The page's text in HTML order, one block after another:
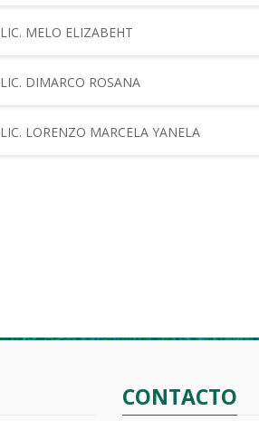
LIC. MELO ELIZABEHT
LIC. DIMARCO ROSANA
LIC. LORENZO MARCELA YANELA
CONTACTO